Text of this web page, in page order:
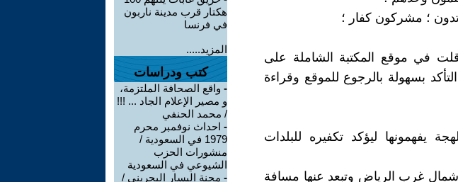
؛ مشركون كفار ؛
43 موجودة كما قلت في موقع المكتبة الشاملة على
بسهولة بالرجوع للموقع وقراءة
يفهمونها ليؤكد تكفيره للبلدات
غرب الرياض وتبعد عنها مسافة
هكتار قرب مدينة ناربون
في فرنسا
المزيد.....
كتب ودراسات
- واقع الصحافة الملتزمة،
و مصير الإعلام الجاد ... !!!
/ محمد الحنفي
- احداث نوفمبر محرم
1979 في السعودية /
منشورات الحزب
الشيوعي في السعودية
- محنة اليسار البحريني /